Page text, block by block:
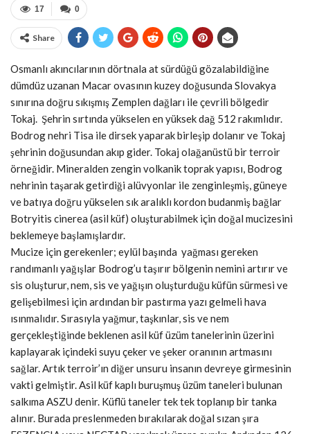
0
17
Share
Osmanlı akıncılarının dörtnala at sürdüğü gözalabildiğine
dümdüz uzanan Macar ovasının kuzey doğusunda Slovakya
sınırına doğru sıkışmış Zemplen dağları ile çevrili bölgedir
Tokaj. Şehrin sırtında yükselen en yüksek dağ 512 rakımlıdır.
Bodrog nehri Tisa ile dirsek yaparak birleşip dolanır ve Tokaj
şehrinin doğusundan akıp gider. Tokaj olağanüstü bir terroir
örneğidir. Mineralden zengin volkanik toprak yapısı, Bodrog
nehrinin taşarak getirdiği alüvyonlar ile zenginleşmiş, güneye
ve batıya doğru yükselen sık aralıklı kordon budanmiş bağlar
Botryitis cinerea (asil küf) oluşturabilmek için doğal mucizesini
beklemeye başlamışlardır.
Mucize için gerekenler; eylül başında yağması gereken
randımanlı yağışlar Bodrog’u taşırır bölgenin nemini artırır ve
sis oluşturur, nem, sis ve yağışın oluşturduğu küfün sürmesi ve
gelişebilmesi için ardından bir pastırma yazı gelmeli hava
ısınmalıdır. Sırasıyla yağmur, taşkınlar, sis ve nem
gerçekleştiğinde beklenen asil küf üzüm tanelerinin üzerini
kaplayarak içindeki suyu çeker ve şeker oranının artmasını
sağlar. Artık terroir’ın diğer unsuru insanın devreye girmesinin
vakti gelmiştir. Asil küf kaplı buruşmuş üzüm taneleri bulunan
salkıma ASZU denir. Küflü taneler tek tek toplanıp bir tanka
alınır. Burada preslenmeden bırakılarak doğal sızan şıra